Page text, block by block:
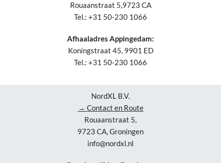
Rouaanstraat 5,9723 CA
Tel.: +31 50-230 1066
Afhaaladres Appingedam:
Koningstraat 45, 9901 ED
Tel.: +31 50-230 1066
NordXL B.V.
→ Contact en Route
Rouaanstraat 5,
9723 CA, Groningen
info@nordxl.nl